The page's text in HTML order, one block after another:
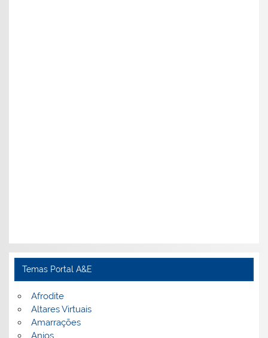
Temas Portal A&E
Afrodite
Altares Virtuais
Amarrações
Anjos